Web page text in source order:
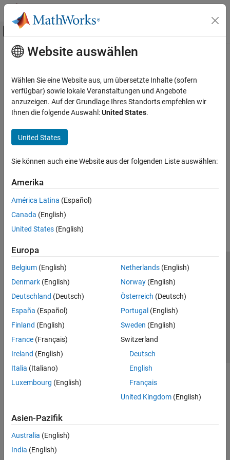
Weiter zum Inhalt
Umschaltung für Off-Canvas-
Startseite der Dokumentation
Robotics and Autonomous Systems
Hauptinhalt
How useful was this information?
Website auswählen
Wählen Sie eine Website aus, um übersetzte Inhalte (sofern
verfügbar) sowie lokale Veranstaltungen und Angebote
anzuzeigen. Auf der Grundlage Ihres Standorts empfehlen wir
Ihnen die folgende Auswahl:United States.
United States
Sie können auch eine Website aus der folgenden Liste auswählen:
Amerika
América Latina (Español)
Canada (English)
United States (English)
Europa
Belgium (English)
Denmark (English)
Deutschland (Deutsch)
España (Español)
Finland (English)
France (Français)
Ireland (English)
Italia (Italiano)
Luxembourg (English)
Netherlands(English)
Norway(English)
Österreich (Deutsch)
Portugal (English)
Sweden (English)
Switzerland
Deutsch
English
Français
United Kingdom(English)
Asien-Pazifik
Australia (English)
India (English)
Trust Center
Datenschutz-Richtlinien
Datendiebstahl verhindern
Status von Anwendungen
© 1994-2026 The MathWorks, Inc.
Website auswählen
Deutschland